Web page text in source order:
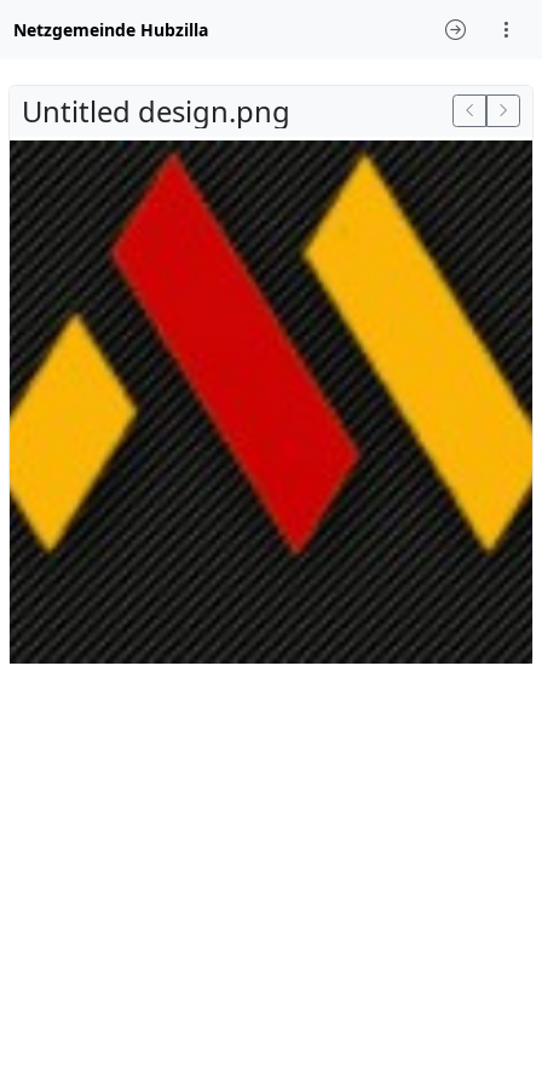
Netzgemeinde Hubzilla
Untitled design.png